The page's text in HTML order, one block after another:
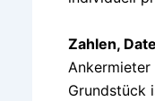
Zahlen,
Grundstück